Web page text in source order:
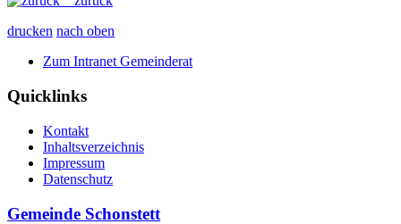
drucken nach oben
Zum Intranet Gemeinderat
Quicklinks
Kontakt
Inhaltsverzeichnis
Impressum
Datenschutz
Gemeinde Schonstett